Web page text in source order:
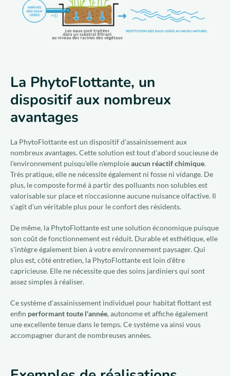
La PhytoFlottante, un
dispositif aux nombreux
avantages
La PhytoFlottante est un dispositif d'assainissement aux
nombreux avantages. Cette solution est tout d'abord soucieuse de
l'environnement puisqu'elle n'emploieaucun réactif chimique.
Très pratique, elle ne nécessite également ni fosse ni vidange. De
plus, le composte formé à partir des polluants non solubles est
valorisable sur place et n'occasionne aucune nuisance olfactive. Il
s'agit d'un véritable plus pour le confort des résidents.
De même, la PhytoFlottante est une solution économique puisque
son coût de fonctionnement est réduit. Durable et esthétique, elle
s'intègre également bien à votre environnement paysager. Qui
plus est, côté entretien, la PhytoFlottante est loin d'être
capricieuse. Elle ne nécessite que des soins jardiniers qui sont
assez simples à réaliser.
Ce système d'assainissement individuel pour habitat flottant est
enfin performant toute l'année, autonome et affiche également
une excellente tenue dans le temps. Ce système va ainsi vous
accompagner durant de nombreuses années.